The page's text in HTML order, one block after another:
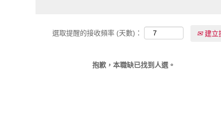
選取提醒的接收頻率 (天數)： 建立
抱歉，本職缺已找到人選。